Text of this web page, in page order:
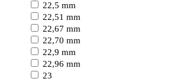
22,5 mm
22,51 mm
22,67 mm
22,70 mm
22,9 mm
22,96 mm
23